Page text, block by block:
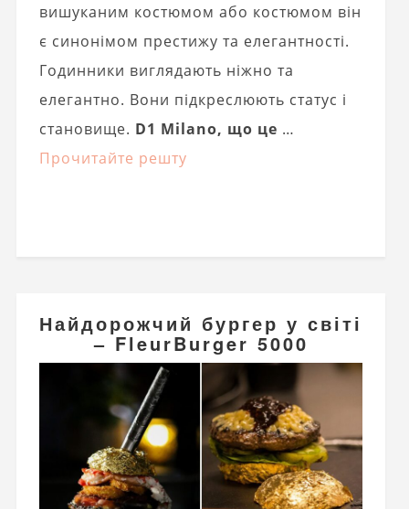
вишуканим костюмом або костюмом він
є синонімом престижу та елегантності.
Годинники виглядають ніжно та
елегантно. Вони підкреслюють статус і
становище. D1 Milano, що це …
Прочитайте решту
Найдорожчий бургер у світі
– FleurBurger 5000